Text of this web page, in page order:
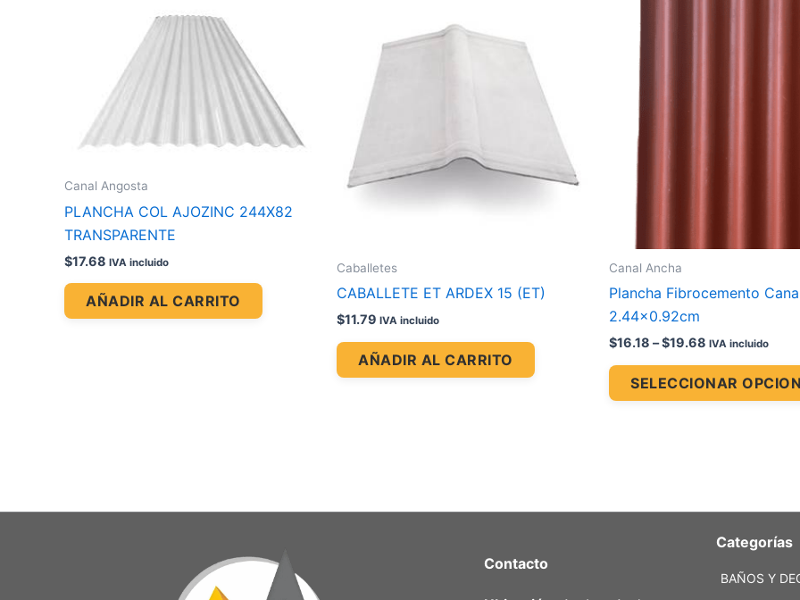
Canal Angosta
PLANCHA COL AJOZINC 244X82
TRANSPARENTE
$17.68 IVA incluido
AÑADIR AL CARRITO
Caballetes
CABALLETE ET ARDEX 15 (ET)
$11.79 IVA incluido
AÑADIR AL CARRITO
Canal Ancha
Plancha Fibrocemento
2.44×0.92cm
$16.18 –$19.68 IVA incluido
SELECCIONAR
Contacto
Categorías
BAÑOS Y